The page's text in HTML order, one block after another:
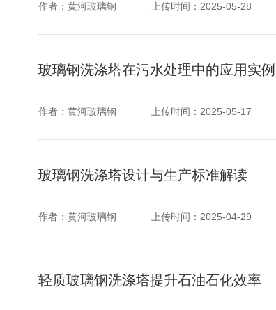
作者： 黄河玻璃钢 上传时间： 2025-05-28
玻璃钢洗涤塔在污水处理中的应用实例
作者： 黄河玻璃钢 上传时间： 2025-05-17
玻璃钢洗涤塔设计与生产标准解读
作者： 黄河玻璃钢 上传时间： 2025-04-29
轻质玻璃钢洗涤塔提升石油石化效率